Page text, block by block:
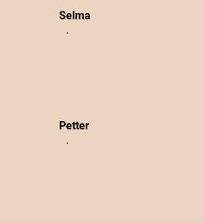
Selma
Petter